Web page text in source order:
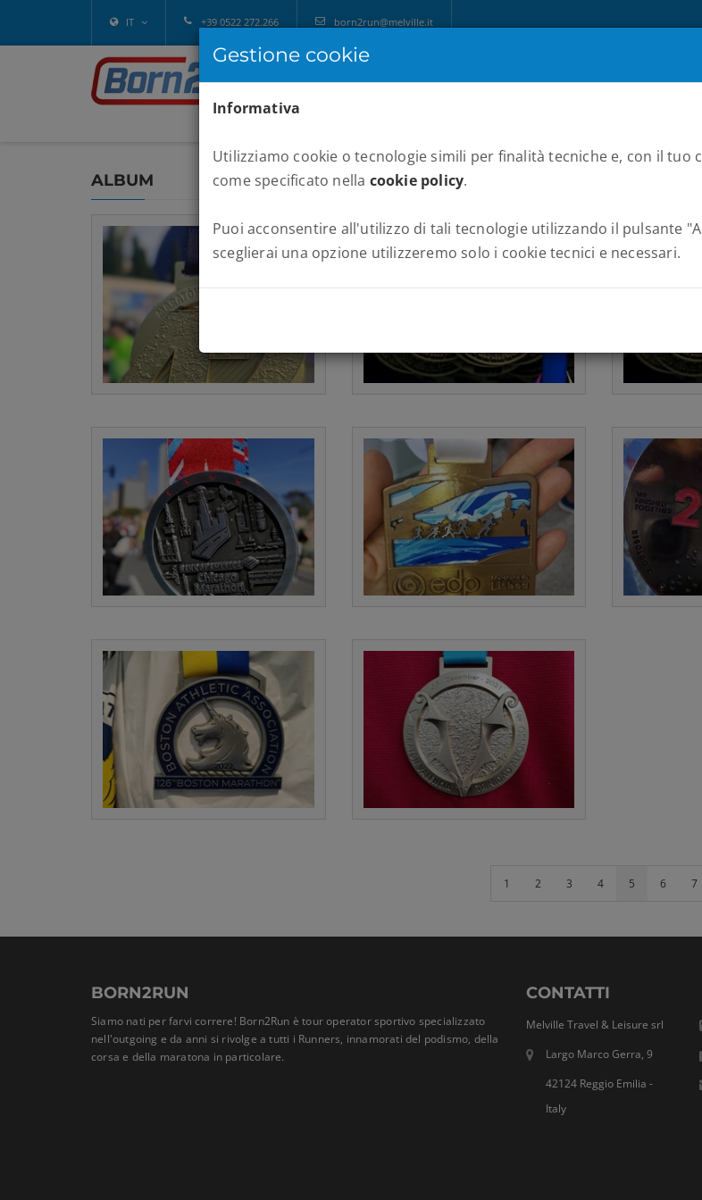
IT +39 0522 272.266 born2run@melville.it
ALBUM
1 2 3 4 5 6 7
BORN2RUN
Siamo nati per farvi correre! Born2Run è tour operator sportivo specializzato
nell'outgoing e da anni si rivolge a tutti i Runners, innamorati del podismo, della
corsa e della maratona in particolare.
CONTATTI
Melville Travel & Leisure srl
Largo Marco Gerra, 9
42124 Reggio Emilia -
Italy
Gestione cookie
Informativa
Utilizziamo cookie o tecnologie simili per finalità tecniche e, con il tuo
come specificato nella cookie policy.
Puoi acconsentire all'utilizzo di tali tecnologie utilizzando il pulsante
sceglierai una opzione utilizzeremo solo i cookie tecnici e necessari.